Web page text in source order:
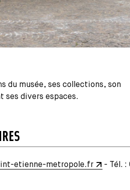
du musée, ses collections, son
ses divers espaces.
etienne-metropole.fr
- Tél. :